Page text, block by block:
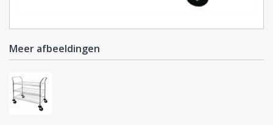
Meer afbeeldingen